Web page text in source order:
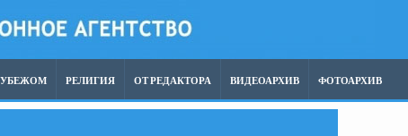
РЕЛИГИЯ ОТ РЕДАКТОРА ВИДЕОАРХИВ ФОТОАРХИВ